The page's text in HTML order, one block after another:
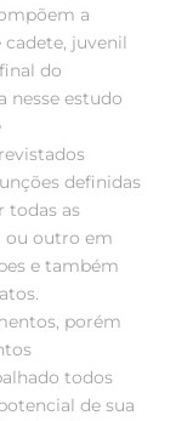
a
juvenil
do
nesse estudo
definidas
todas as
ou outro em
e também
porém
todos
de sua